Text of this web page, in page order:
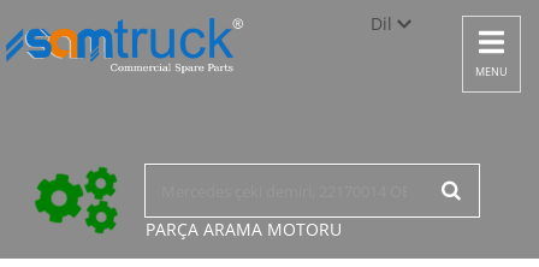
Dil
Türkçe
English
Toggle
MENU
PARÇA ARAMA MOTORU